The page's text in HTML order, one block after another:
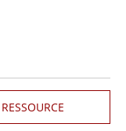
RESSOURCE